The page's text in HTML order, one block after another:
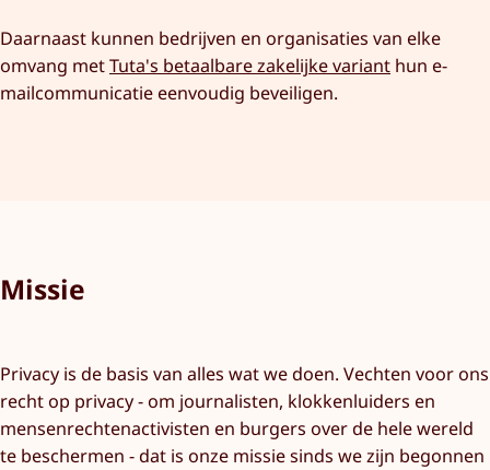
Daarnaast kunnen bedrijven en organisaties van elke
omvang metTuta's betaalbare zakelijke variant hun e-
mailcommunicatie eenvoudig beveiligen.
Missie
Privacy is de basis van alles wat we doen. Vechten voor ons
recht op privacy - om journalisten, klokkenluiders en
mensenrechtenactivisten en burgers over de hele wereld
te beschermen - dat is onze missie sinds we zijn begonnen